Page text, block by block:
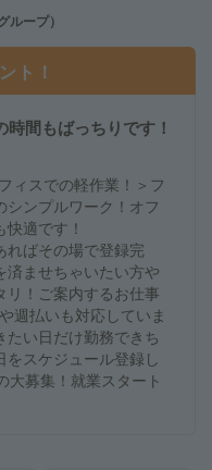
ープ）
ト！
間もばっちりです！
ィスでの軽作業！＞フ
シンプルワーク！オフ
適です！
ればその場で登録完
済ませちゃいたい方や
！ご案内するお仕事
週払いも対応していま
い日だけ勤務できち
をスケジュール登録し
大募集！就業スタート